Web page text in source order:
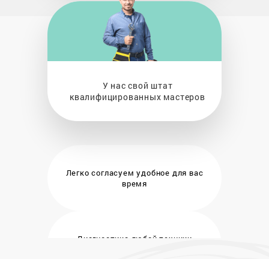
У нас свой штат
квалифицированных мастеров
Легко согласуем удобное для вас
время
Диагностика любой техники